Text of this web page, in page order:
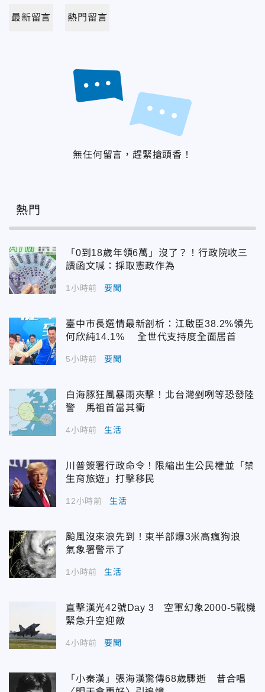
最新留言 熱門留言
無任何留言，趕緊搶頭香！
熱門
「0到18歲年領6萬」沒了？！行政院收三
讀函文喊：採取憲政作為
1小時前 要聞
臺中市長選情最新剖析：江啟臣38.2%領先
何欣純14.1% 全世代支持度全面居首
5小時前 要聞
白海豚狂風暴雨夾擊！北台灣剉咧等恐發陸
警 馬祖首當其衝
4小時前 生活
川普簽署行政命令！限縮出生公民權並「禁
生育旅遊」打擊移民
12小時前 生活
颱風沒來浪先到！東半部爆3米高瘋狗浪
氣象署警示了
1小時前 生活
直擊漢光42號Day 3 空軍幻象2000-5戰機
緊急升空迎敵
4小時前 要聞
「小秦漢」張海漢驚傳68歲驟逝 昔合唱